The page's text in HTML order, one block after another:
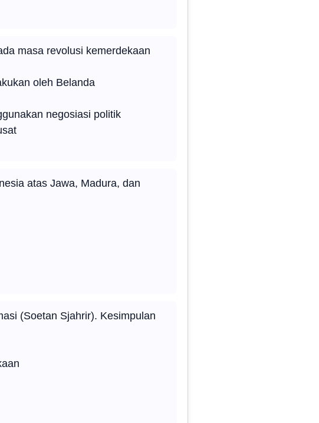
masa revolusi kemerdekaan
oleh Belanda
negosiasi politik
atas Jawa, Madura, dan
(Soetan Sjahrir). Kesimpulan